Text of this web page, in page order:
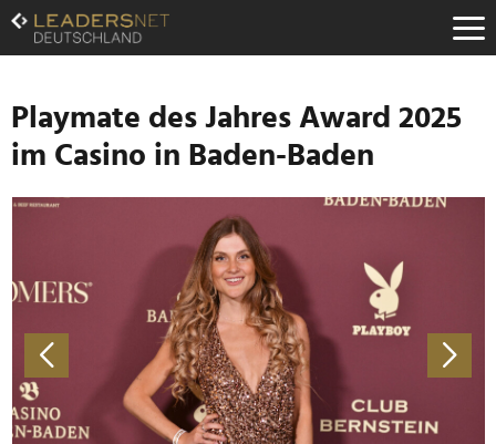
Zum
Inhalt
Zur
Navigation
Zur
Hauptnavigation
Playmate des Jahres Award 2025
im Casino in Baden-Baden